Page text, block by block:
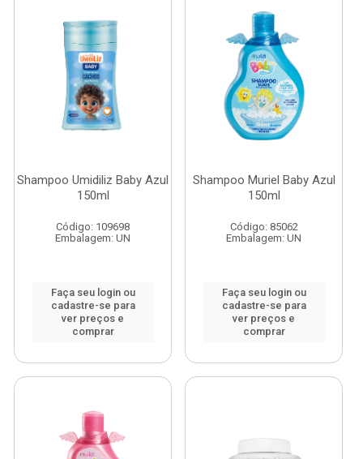
Shampoo Umidiliz Baby Azul
150ml
Código: 109698
Embalagem: UN
Faça seu login ou
cadastre-se para
ver preços e
comprar
Shampoo Muriel Baby Azul
150ml
Código: 85062
Embalagem: UN
Faça seu login ou
cadastre-se para
ver preços e
comprar